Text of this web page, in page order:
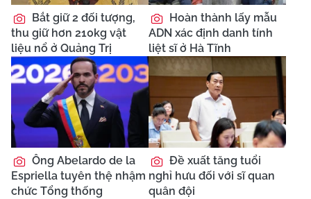
Bắt giữ 2 đối tượng,
thu giữ hơn 210kg vật
liệu nổ ở Quảng Trị
Hoàn thành lấy mẫu
ADN xác định danh tính
liệt sĩ ở Hà Tĩnh
Ông Abelardo de la
Espriella tuyên thệ nhậm
chức Tổng thống
Đề xuất tăng tuổi
nghỉ hưu đối với sĩ quan
quân đội